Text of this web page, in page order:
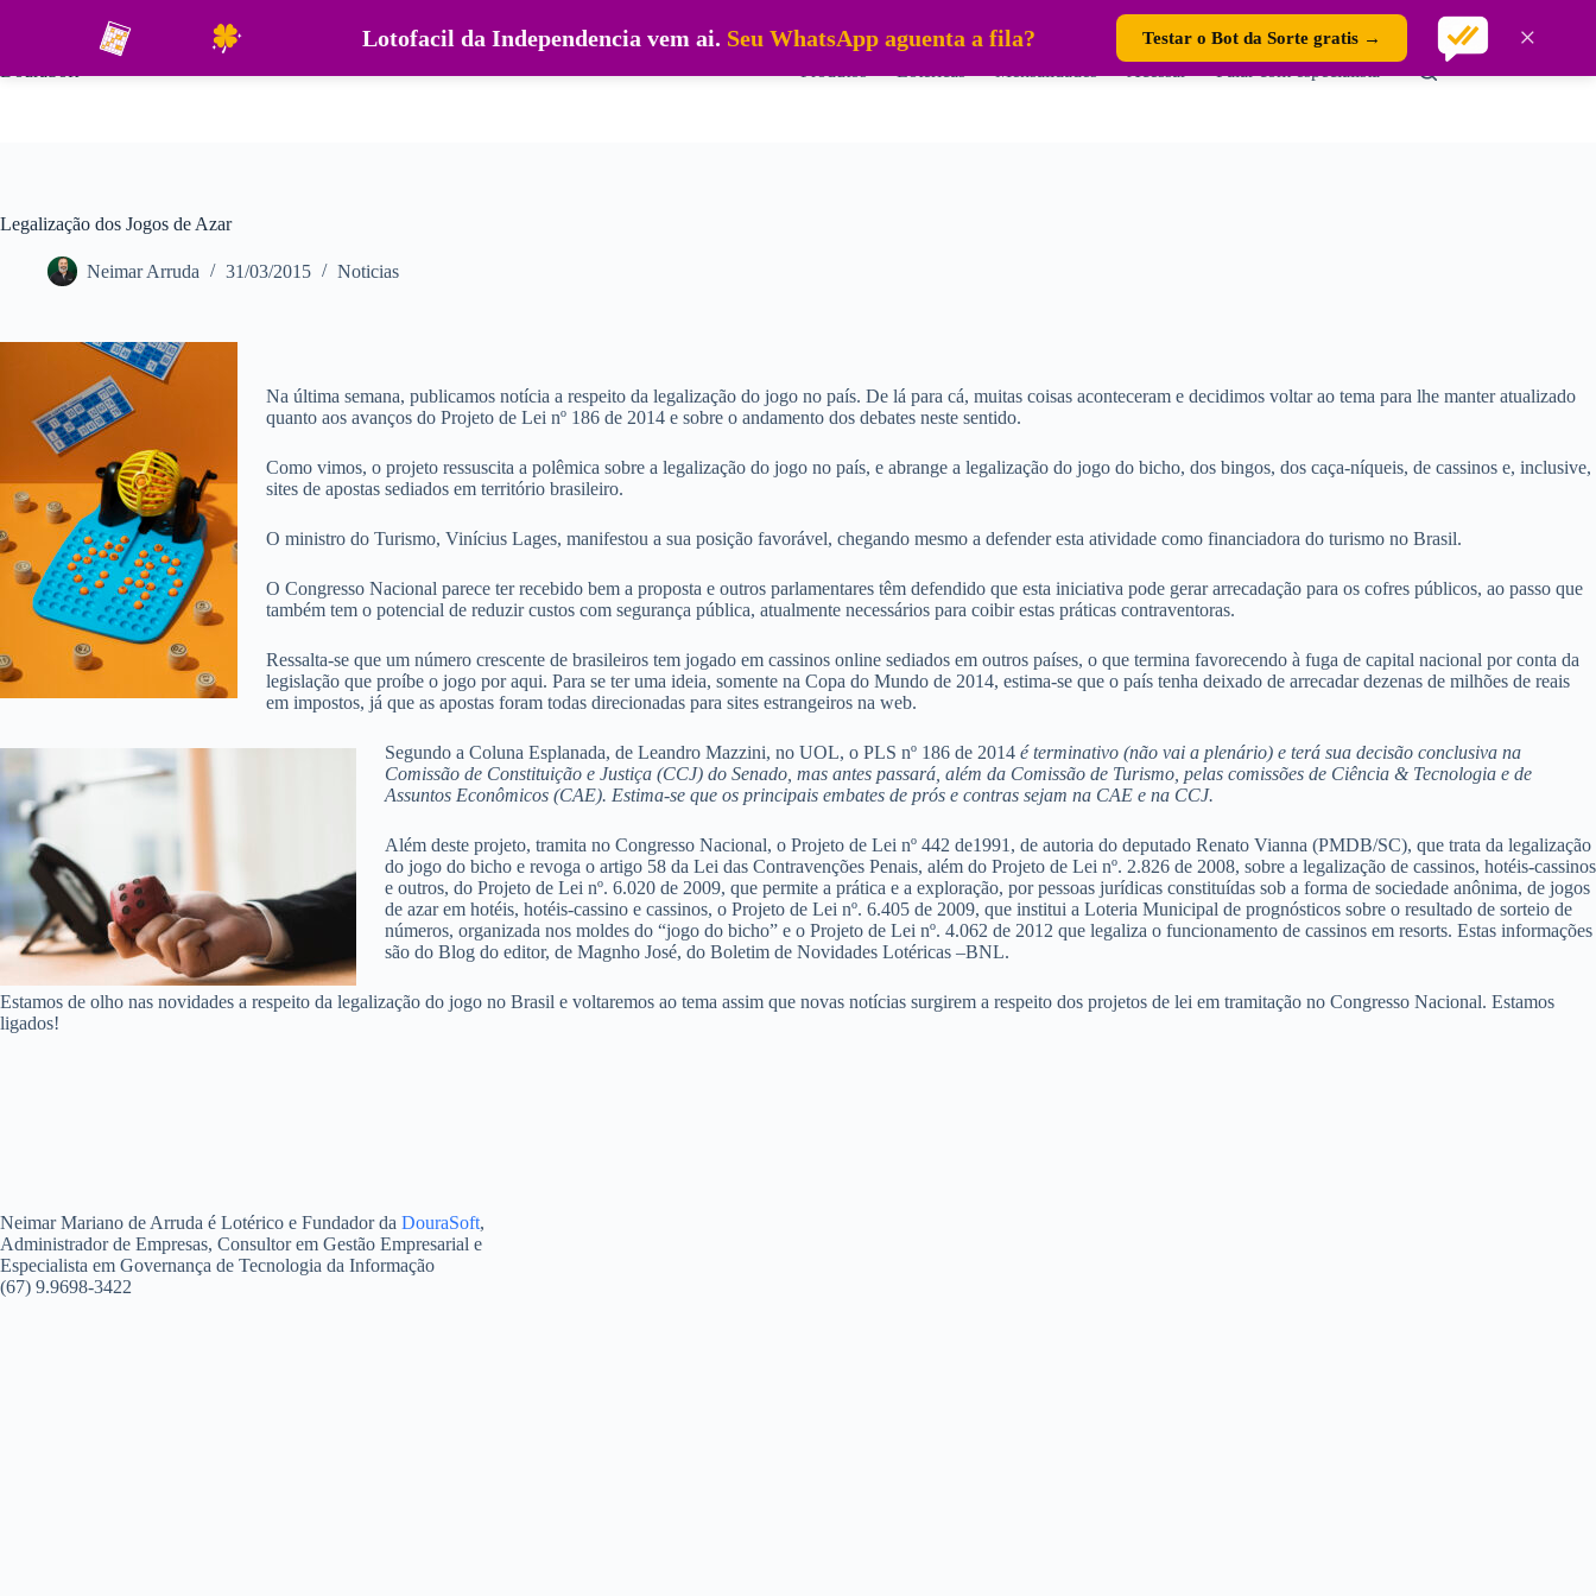
Lotofacil da Independencia vem ai. Seu WhatsApp aguenta a fila? Testar o Bot da Sorte gratis → ×
conteúdo
Legalização dos Jogos de Azar
Neimar Arruda 31/03/2015 Noticias
Na última semana, publicamos notícia a respeito da legalização do jogo no país. De lá para cá, muitas coisas aconteceram e decidimos voltar ao tema para lhe manter atualizado
quanto aos avanços do Projeto de Lei nº 186 de 2014 e sobre o andamento dos debates neste sentido.
Como vimos, o projeto ressuscita a polêmica sobre a legalização do jogo no país, e abrange a legalização do jogo do bicho, dos bingos, dos caça-níqueis, de cassinos e, inclusive,
sites de apostas sediados em território brasileiro.
O ministro do Turismo, Vinícius Lages, manifestou a sua posição favorável, chegando mesmo a defender esta atividade como financiadora do turismo no Brasil.
O Congresso Nacional parece ter recebido bem a proposta e outros parlamentares têm defendido que esta iniciativa pode gerar arrecadação para os cofres públicos, ao passo que
também tem o potencial de reduzir custos com segurança pública, atualmente necessários para coibir estas práticas contraventoras.
Ressalta-se que um número crescente de brasileiros tem jogado em cassinos online sediados em outros países, o que termina favorecendo à fuga de capital nacional por conta da
legislação que proíbe o jogo por aqui. Para se ter uma ideia, somente na Copa do Mundo de 2014, estima-se que o país tenha deixado de arrecadar dezenas de milhões de reais
em impostos, já que as apostas foram todas direcionadas para sites estrangeiros na web.
Segundo a Coluna Esplanada, de Leandro Mazzini, no UOL, o PLS nº 186 de 2014 é terminativo (não vai a plenário) e terá sua decisão conclusiva na
Comissão de Constituição e Justiça (CCJ) do Senado, mas antes passará, além da Comissão de Turismo, pelas comissões de Ciência & Tecnologia e de
Assuntos Econômicos (CAE). Estima-se que os principais embates de prós e contras sejam na CAE e na CCJ.
Além deste projeto, tramita no Congresso Nacional, o Projeto de Lei nº 442 de1991, de autoria do deputado Renato Vianna (PMDB/SC), que trata da legalização
do jogo do bicho e revoga o artigo 58 da Lei das Contravenções Penais, além do Projeto de Lei nº. 2.826 de 2008, sobre a legalização de cassinos, hotéis-cassinos
e outros, do Projeto de Lei nº. 6.020 de 2009, que permite a prática e a exploração, por pessoas jurídicas constituídas sob a forma de sociedade anônima, de jogos
de azar em hotéis, hotéis-cassino e cassinos, o Projeto de Lei nº. 6.405 de 2009, que institui a Loteria Municipal de prognósticos sobre o resultado de sorteio de
números, organizada nos moldes do “jogo do bicho” e o Projeto de Lei nº. 4.062 de 2012 que legaliza o funcionamento de cassinos em resorts. Estas informações
são do Blog do editor, de Magnho José, do Boletim de Novidades Lotéricas –BNL.
Estamos de olho nas novidades a respeito da legalização do jogo no Brasil e voltaremos ao tema assim que novas notícias surgirem a respeito dos projetos de lei em tramitação no Congresso Nacional. Estamos
ligados!
Neimar Mariano de Arruda é Lotérico e Fundador da DouraSoft,
Administrador de Empresas, Consultor em Gestão Empresarial e
Especialista em Governança de Tecnologia da Informação
(67) 9.9698-3422